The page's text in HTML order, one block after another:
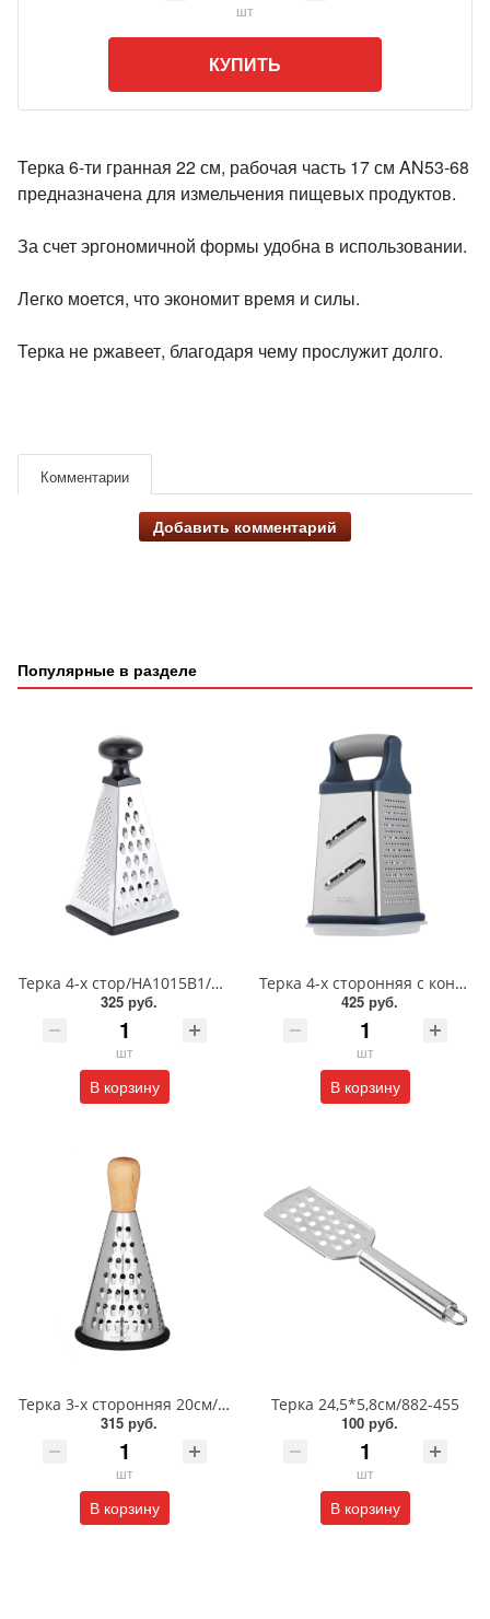
шт
КУПИТЬ
Терка 6-ти гранная 22 см, рабочая часть 17 см AN53-68
предназначена для измельчения пищевых продуктов.
За счет эргономичной формы удобна в использовании.
Легко моется, что экономит время и силы.
Терка не ржавеет, благодаря чему прослужит долго.
Комментарии
Добавить комментарий
Популярные в разделе
Терка 4-х стор/HA1015B1/885-446
325 руб.
шт
В корзину
Терка 4-х сторонняя с контейнером 20см/885-139
425 руб.
шт
В корзину
Терка 3-х сторонняя 20см/885-127
315 руб.
шт
В корзину
Терка 24,5*5,8см/882-455
100 руб.
шт
В корзину